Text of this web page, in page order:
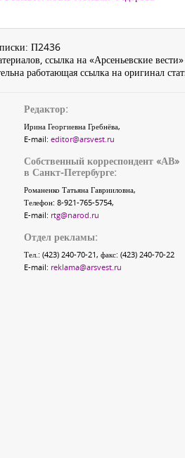
П2436
ссылка на «Арсеньевские вести»
работающая ссылка на оригинал
Редактор:
Ирина Георгиевна Гребнёва,
E-mail: editor@arsvest.ru
Собственный корреспондент «АВ»
в Санкт-Петербурге:
Романенко Татьяна Гаврииловна,
Телефон: 8-921-765-5754,
E-mail: rtg@narod.ru
Отдел рекламы:
Тел.: (423) 240-70-21, факс: (423) 240-70-22
E-mail: reklama@arsvest.ru